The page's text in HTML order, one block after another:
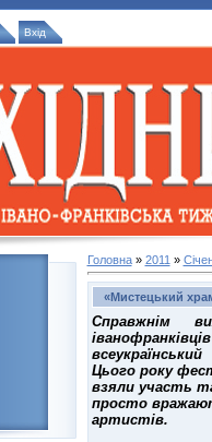
Вхід
Головна» 2011 »
«Мистецький
Справжнім
Цього року
взяли участь
просто
артистів.